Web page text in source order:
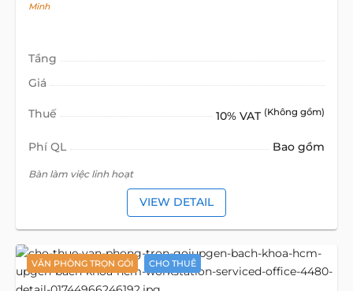
Minh
Tầng
Giá
Thuế 10% VAT (Không gồm)
Phí QL Bao gồm
Bàn làm việc linh hoạt
VIEW DETAIL
VĂN PHÒNG TRỌN GÓI CHO THUÊ